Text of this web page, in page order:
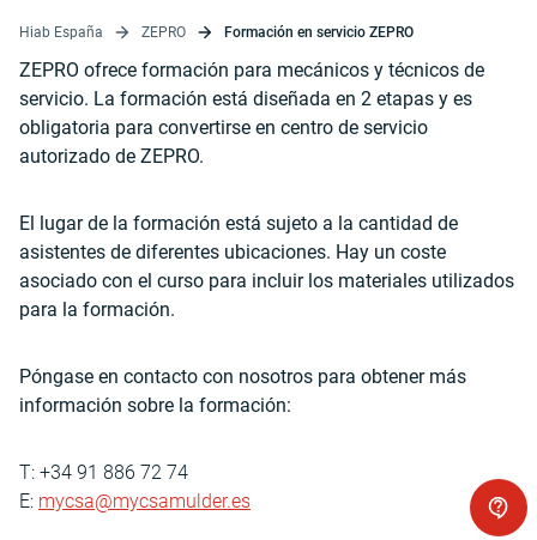
Hiab España ZEPRO Formación en servicio ZEPRO
ZEPRO ofrece formación para mecánicos y técnicos de
servicio. La formación está diseñada en 2 etapas y es
obligatoria para convertirse en centro de servicio
autorizado de ZEPRO.
El lugar de la formación está sujeto a la cantidad de
asistentes de diferentes ubicaciones. Hay un coste
asociado con el curso para incluir los materiales utilizados
para la formación.
Póngase en contacto con nosotros para obtener más
información sobre la formación:
T: +34 91 886 72 74
E: mycsa@mycsamulder.es